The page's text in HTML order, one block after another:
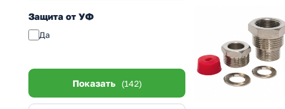
Защита от УФ
Да
Показать (142)